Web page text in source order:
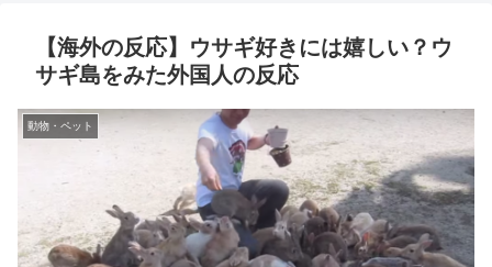
【海外の反応】ウサギ好きには嬉しい？ウ
サギ島をみた外国人の反応
動物・ペット